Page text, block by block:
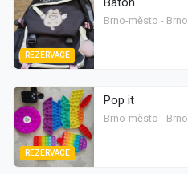
REZERVACE
Brno-město - Brno
REZERVACE
Pop it
Brno-město - Brno